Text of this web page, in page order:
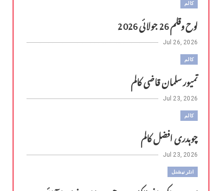
کالم
لوح وقلم 26 جولائی 2026
Jul 26, 2026
کالم
تمیور سلمان قاضی کالم
Jul 23, 2026
کالم
چوہدری افضل کالم
Jul 23, 2026
انٹر نیشنل